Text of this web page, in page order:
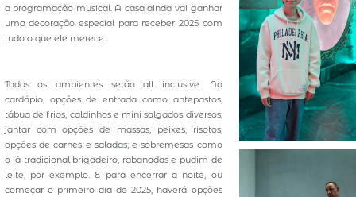
a programação musical. A casa ainda vai ganhar
uma decoração especial para receber 2025 com
tudo o que ele merece.
Todos os ambientes serão all inclusive. No
cardápio, opções de entrada como antepastos,
tábua de frios, caldinhos e mini salgados diversos;
jantar com opções de massas, peixes, risotos,
opções de carnes e saladas; e sobremesas como
o já tradicional brigadeiro, rabanadas e pudim de
leite, por exemplo. E para encerrar a noite, ou
começar o primeiro dia de 2025, haverá opções